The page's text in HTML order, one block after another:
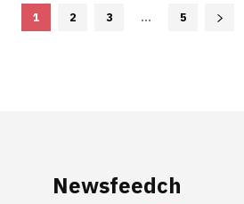
1 2 3 ... 5
Newsfeedch